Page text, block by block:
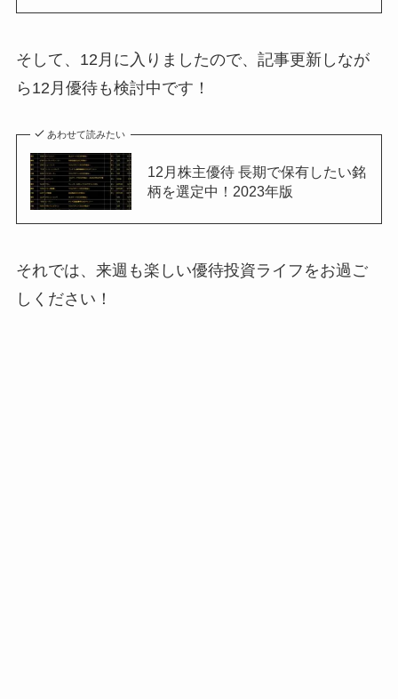
そして、12月に入りましたので、記事更新しなが
ら12月優待も検討中です！
あわせて読みたい
12月株主優待 長期で保有したい銘
柄を選定中！2023年版
それでは、来週も楽しい優待投資ライフをお過ご
しください！